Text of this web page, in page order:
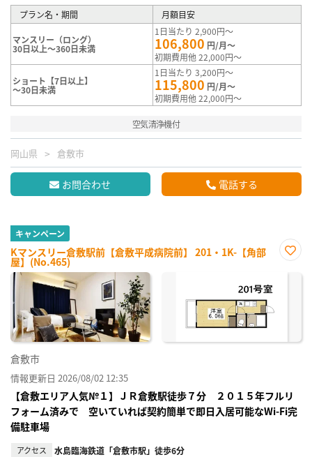
プラン名・期間 月額目安
マンスリー（ロング）
30日以上～360日未満
1日当たり 2,900円～
106,800 円/月～
初期費用他 22,000円～
ショート【7日以上】
～30日未満
1日当たり 3,200円～
115,800 円/月～
初期費用他 22,000円～
空気清浄機付
岡山県 倉敷市
お問合わせ 電話する
キャンペーン
Kマンスリー倉敷駅前【倉敷平成病院前】 201・1K-【角部
屋】(No.465)
に入
倉敷市
情報更新日 2026/08/02 12:35
【倉敷エリア人気№１】ＪＲ倉敷駅徒歩７分 ２０１５年フルリ
フォーム済みで 空いていれば契約簡単で即日入居可能なWi-Fi完
備駐車場
アクセス 水島臨海鉄道「倉敷市駅」徒歩6分